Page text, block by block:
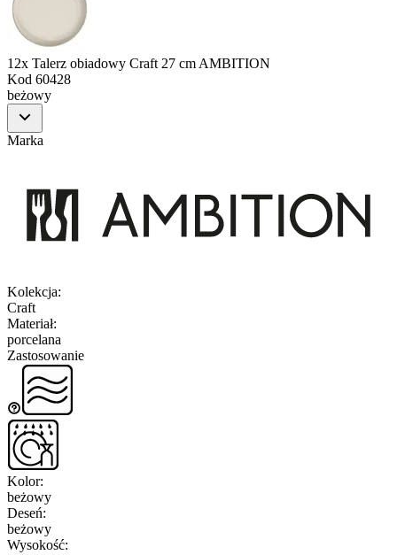
12x Talerz obiadowy Craft 27 cm AMBITION
Kod 60428
beżowy
Marka
Kolekcja:
Craft
Materiał:
porcelana
Zastosowanie
Kolor:
beżowy
Deseń:
beżowy
Wysokość: